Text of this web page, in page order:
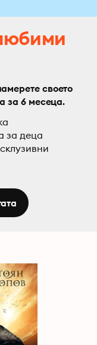
своето
за 6 месеца.
за деца